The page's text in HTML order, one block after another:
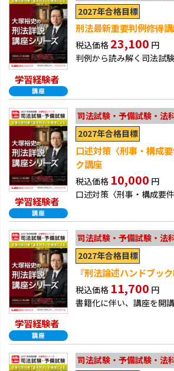
学習経験者
2027年合格目標
刑法最新重要判例修得
税込価格 23,100 円
判例から読み解く司法試
学習経験者
司法試験・予備試験・法
2027年合格目標
口述対策〈刑事・構成
ク講座
税込価格 10,000 円
口述対策〈刑事・構成要
学習経験者
司法試験・予備試験・法
2027年合格目標
『刑法論述ハンドブッ
税込価格 11,700 円
書籍化に伴い、講座を開講
司法試験・予備試験・法